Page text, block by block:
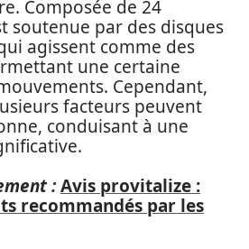
Composée de 24
soutenue par des disques
agissent comme des
une certaine
Cependant,
facteurs peuvent
conduisant à une
:Avis provitalize :
recommandés par les